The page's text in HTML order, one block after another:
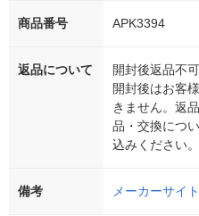
商品番号 APK3394
返品について
開封後返品不可
開封後はお客
きません。返
品・交換につ
込みください。
備考 メーカーサイ